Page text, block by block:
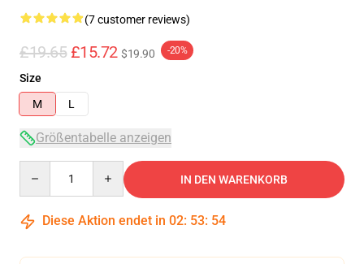
(7 customer reviews)
£19.65 £15.72 $19.90 -20%
Size
M
L
Größentabelle anzeigen
IN DEN WARENKORB
Diese Aktion endet in 02: 53: 54